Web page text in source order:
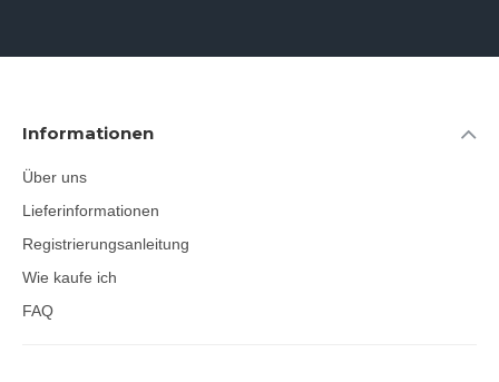
Informationen
Über uns
Lieferinformationen
Registrierungsanleitung
Wie kaufe ich
FAQ